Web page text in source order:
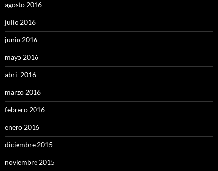
agosto 2016
julio 2016
junio 2016
mayo 2016
abril 2016
marzo 2016
febrero 2016
enero 2016
diciembre 2015
noviembre 2015